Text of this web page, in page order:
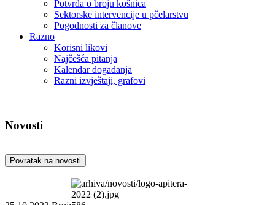
Potvrda o broju košnica
Sektorske intervencije u pčelarstvu
Pogodnosti za članove
Razno
Korisni likovi
Najčešća pitanja
Kalendar događanja
Razni izvještaji, grafovi
Novosti
Povratak na novosti